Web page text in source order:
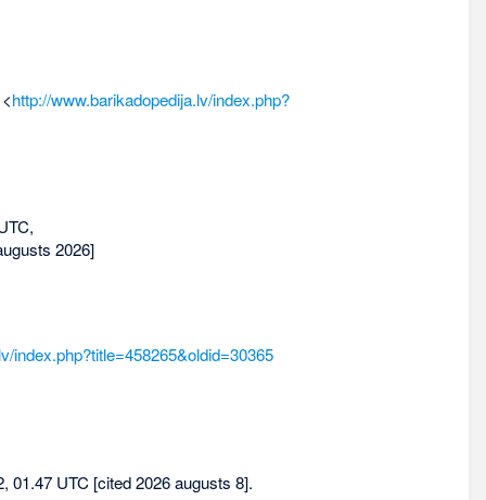
http://www.barikadopedija.lv/index.php?
2026]
index.php?title=458265&oldid=30365
01.47 UTC [cited 2026 augusts 8].